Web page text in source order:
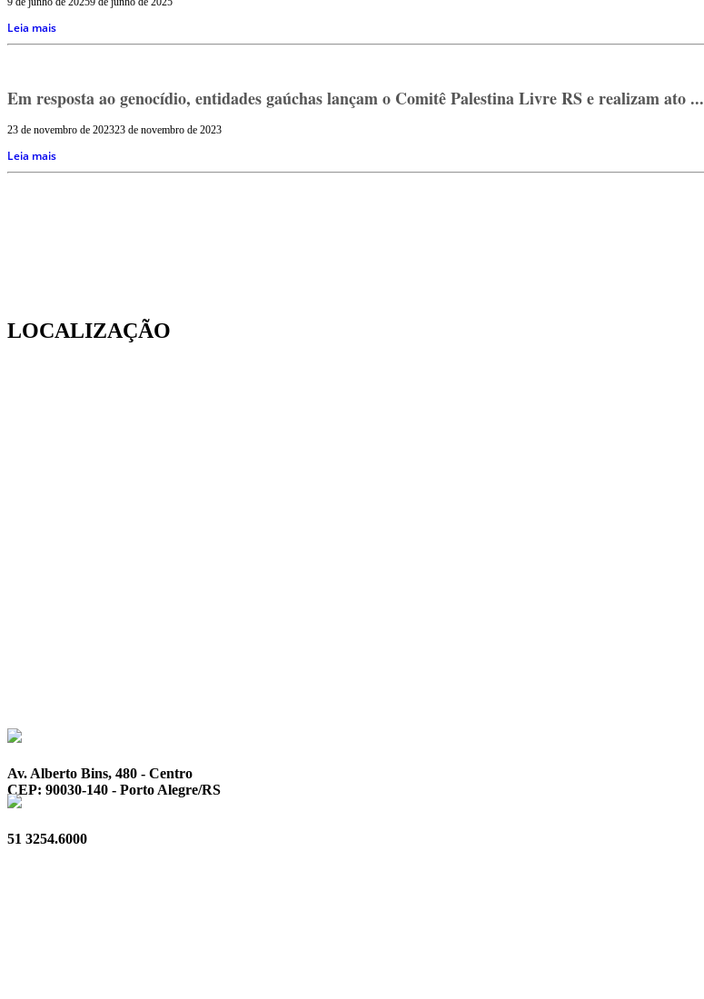
Leia mais
Em resposta ao genocídio, entidades gaúchas lançam o Comitê Palestina Livre RS e realizam ato ...
23 de novembro de 202323 de novembro de 2023
Leia mais
LOCALIZAÇÃO
Av. Alberto Bins, 480 - Centro
CEP: 90030-140 - Porto Alegre/RS
51 3254.6000